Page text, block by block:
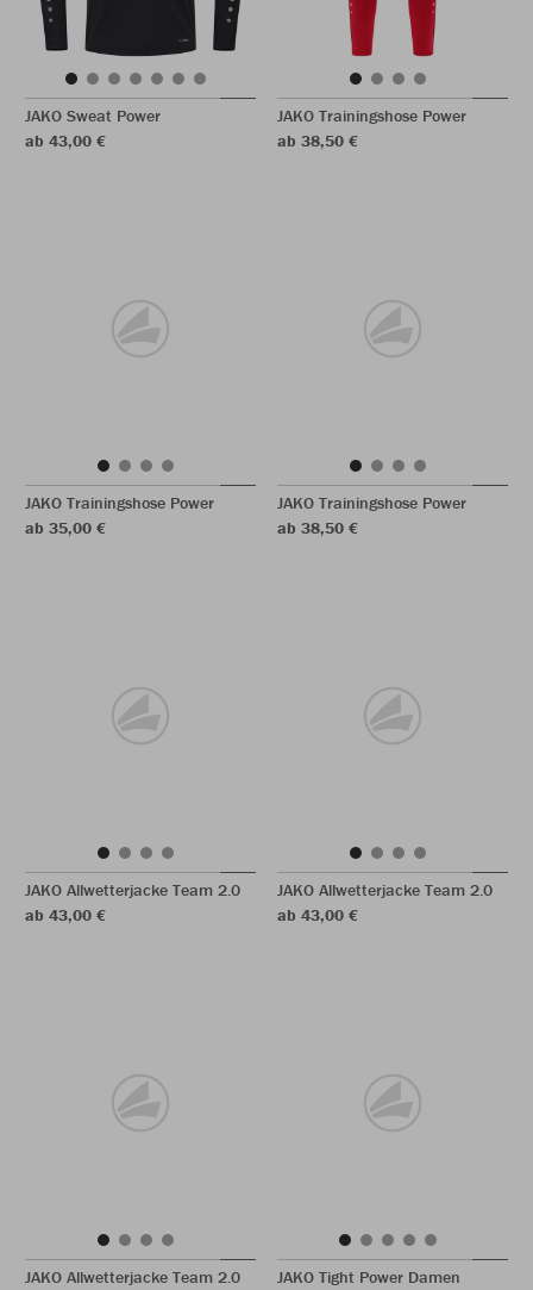
JAKO Sweat Power
ab 43,00 €
JAKO Trainingshose Power
ab 38,50 €
JAKO Trainingshose Power
ab 35,00 €
JAKO Trainingshose Power
ab 38,50 €
JAKO Allwetterjacke Team 2.0
ab 43,00 €
JAKO Allwetterjacke Team 2.0
ab 43,00 €
JAKO Allwetterjacke Team 2.0
JAKO Tight Power Damen